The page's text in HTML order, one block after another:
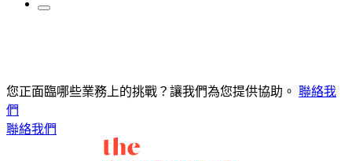
您正面臨哪些業務上的挑戰？讓我們為您提供協助。 聯絡我
們
聯絡我們